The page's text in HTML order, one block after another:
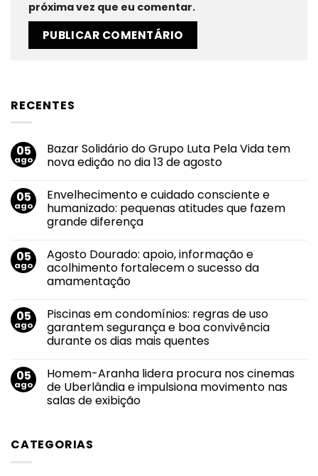
próxima vez que eu comentar.
RECENTES
05
ago
Bazar Solidário do Grupo Luta Pela Vida tem
nova edição no dia 13 de agosto
em
Bazar
Solidário
do
Grupo
Pela
Vida
tem
nova
edição
13
de
agosto
05
ago
Envelhecimento e cuidado consciente e
humanizado: pequenas atitudes que fazem
grande diferença
em
Envelhecimento
e
cuidado
humanizado:
pequenas
atitudes
que
fazem
05
ago
Agosto Dourado: apoio, informação e
acolhimento fortalecem o sucesso da
amamentação
em
Agosto
Dourado:
apoio,
acolhimento
fortalecem
o
sucesso
da
05
ago
Piscinas em condomínios: regras de uso
garantem segurança e boa convivência
durante os dias mais quentes
em
Piscinas
em
condomínios:
segurança
05
ago
Homem-Aranha lidera procura nos cinemas
de Uberlândia e impulsiona movimento nas
salas de exibição
Homem-
Aranha
CATEGORIAS